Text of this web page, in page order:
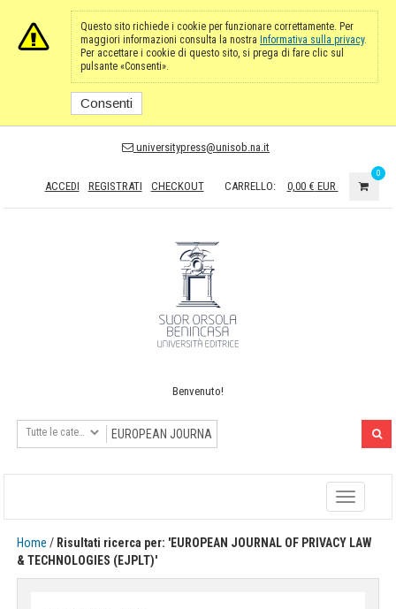
Questo sito richiede i cookie per funzionare correttamente. Per
maggiori informazioni consulta la nostra Informativa sulla privacy.
Per accettare i cookie di questo sito, si prega di fare clic sul
pulsante «Consenti».
Consenti
universitypress@unisob.na.it
ACCEDI REGISTRATI CHECKOUT CARRELLO: 0,00 € EUR
0
Benvenuto!
Toggle
navigation
Home / Risultati ricerca per: 'EUROPEAN JOURNAL OF PRIVACY LAW
& TECHNOLOGIES (EJPLT)'